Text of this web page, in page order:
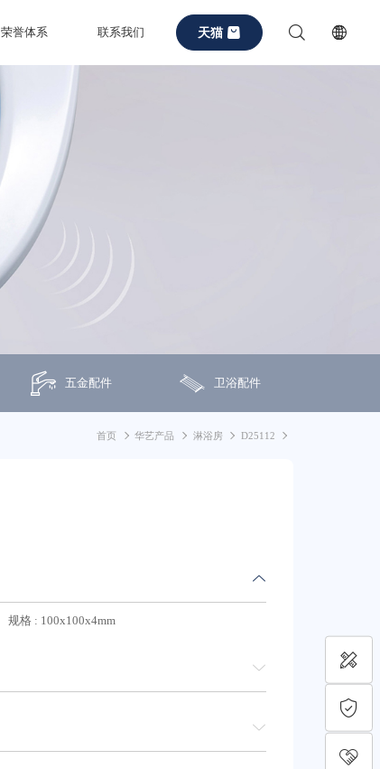
荣誉体系 联系我们 天猫
五金配件 卫浴配件
首页 华艺产品 淋浴房 D25112
规格 : 100x100x4mm